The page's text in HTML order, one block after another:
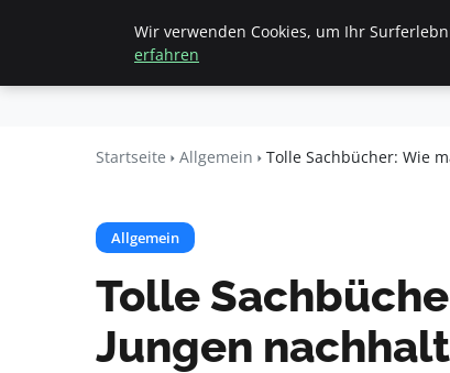
Beyond
Startseite
Startseite Allgemein Tolle Sachbücher: Wie
Allgemein
Tolle
Jungen
Wir verwenden Cookies, um Ihr
erfahren